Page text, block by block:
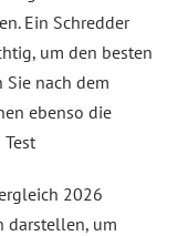
Ein Schredder
um den besten
nach dem
ebenso die
2026
darstellen, um